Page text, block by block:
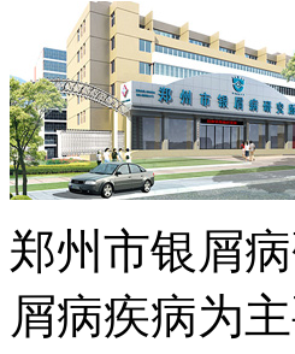
郑州市银屑
屑病疾病为